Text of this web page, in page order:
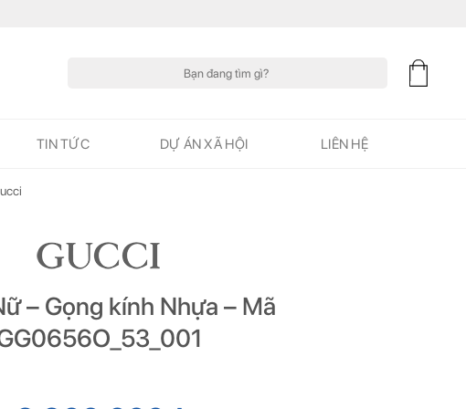
TIN TỨC DỰ ÁN XÃ HỘI LIÊN HỆ
– Gọng kính Nhựa – Mã